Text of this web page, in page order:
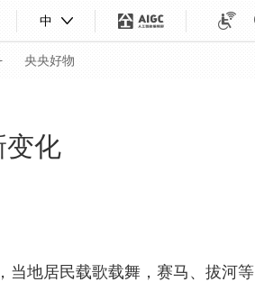
中
央央好物
变化
地居民载歌载舞，赛马、拔河等